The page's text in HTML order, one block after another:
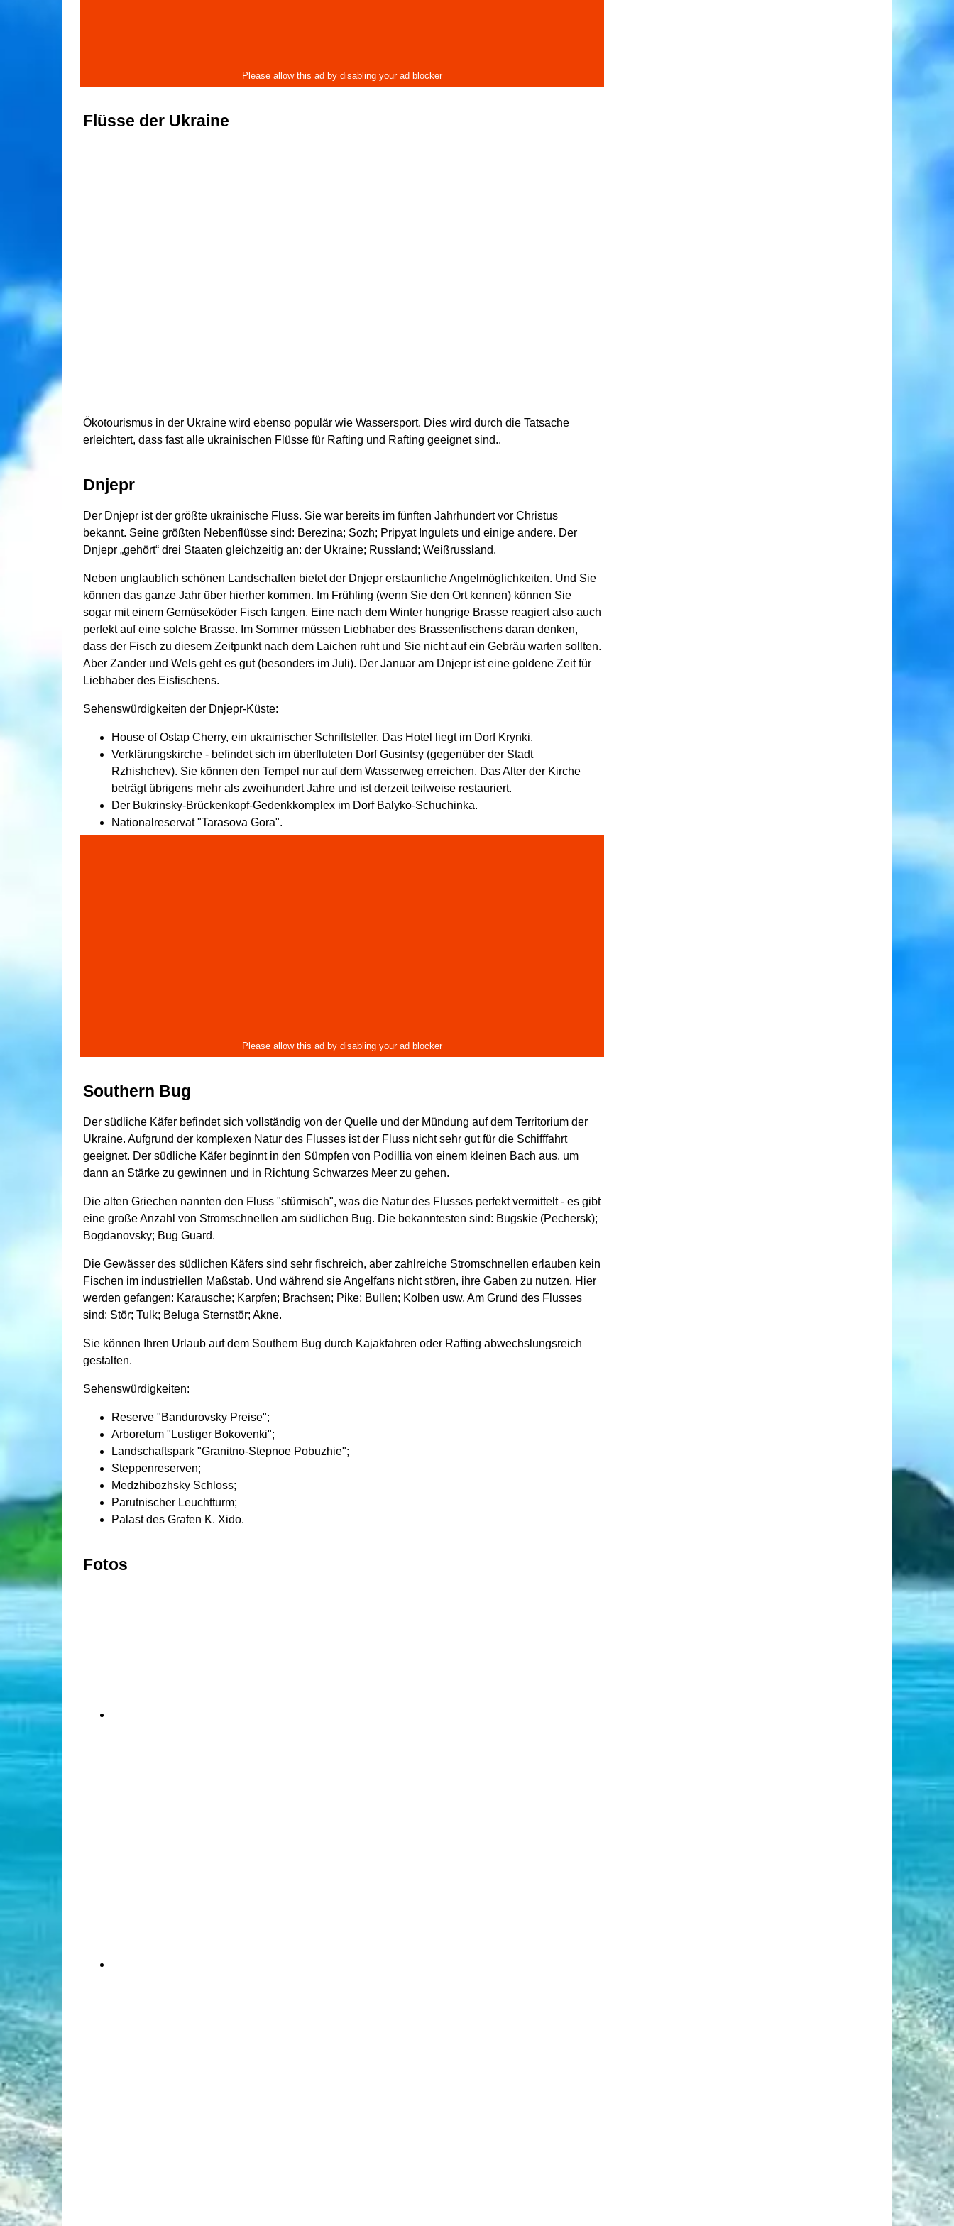
Flüsse der Ukraine
Ökotourismus in der Ukraine wird ebenso populär wie Wassersport. Dies wird durch die Tatsache
erleichtert, dass fast alle ukrainischen Flüsse für Rafting und Rafting geeignet sind..
Dnjepr
Der Dnjepr ist der größte ukrainische Fluss. Sie war bereits im fünften Jahrhundert vor Christus
bekannt. Seine größten Nebenflüsse sind: Berezina; Sozh; Pripyat Ingulets und einige andere. Der
Dnjepr „gehört“ drei Staaten gleichzeitig an: der Ukraine; Russland; Weißrussland.
Neben unglaublich schönen Landschaften bietet der Dnjepr erstaunliche Angelmöglichkeiten. Und Sie
können das ganze Jahr über hierher kommen. Im Frühling (wenn Sie den Ort kennen) können Sie
sogar mit einem Gemüseköder Fisch fangen. Eine nach dem Winter hungrige Brasse reagiert also auch
perfekt auf eine solche Brasse. Im Sommer müssen Liebhaber des Brassenfischens daran denken,
dass der Fisch zu diesem Zeitpunkt nach dem Laichen ruht und Sie nicht auf ein Gebräu warten sollten.
Aber Zander und Wels geht es gut (besonders im Juli). Der Januar am Dnjepr ist eine goldene Zeit für
Liebhaber des Eisfischens.
Sehenswürdigkeiten der Dnjepr-Küste:
House of Ostap Cherry, ein ukrainischer Schriftsteller. Das Hotel liegt im Dorf Krynki.
Verklärungskirche - befindet sich im überfluteten Dorf Gusintsy (gegenüber der Stadt
Rzhishchev). Sie können den Tempel nur auf dem Wasserweg erreichen. Das Alter der Kirche
beträgt übrigens mehr als zweihundert Jahre und ist derzeit teilweise restauriert.
Der Bukrinsky-Brückenkopf-Gedenkkomplex im Dorf Balyko-Schuchinka.
Nationalreservat "Tarasova Gora".
Southern Bug
Der südliche Käfer befindet sich vollständig von der Quelle und der Mündung auf dem Territorium der
Ukraine. Aufgrund der komplexen Natur des Flusses ist der Fluss nicht sehr gut für die Schifffahrt
geeignet. Der südliche Käfer beginnt in den Sümpfen von Podillia von einem kleinen Bach aus, um
dann an Stärke zu gewinnen und in Richtung Schwarzes Meer zu gehen.
Die alten Griechen nannten den Fluss "stürmisch", was die Natur des Flusses perfekt vermittelt - es gibt
eine große Anzahl von Stromschnellen am südlichen Bug. Die bekanntesten sind: Bugskie (Pechersk);
Bogdanovsky; Bug Guard.
Die Gewässer des südlichen Käfers sind sehr fischreich, aber zahlreiche Stromschnellen erlauben kein
Fischen im industriellen Maßstab. Und während sie Angelfans nicht stören, ihre Gaben zu nutzen. Hier
werden gefangen: Karausche; Karpfen; Brachsen; Pike; Bullen; Kolben usw. Am Grund des Flusses
sind: Stör; Tulk; Beluga Sternstör; Akne.
Sie können Ihren Urlaub auf dem Southern Bug durch Kajakfahren oder Rafting abwechslungsreich
gestalten.
Sehenswürdigkeiten:
Reserve "Bandurovsky Preise";
Arboretum "Lustiger Bokovenki";
Landschaftspark "Granitno-Stepnoe Pobuzhie";
Steppenreserven;
Medzhibozhsky Schloss;
Parutnischer Leuchtturm;
Palast des Grafen K. Xido.
Fotos